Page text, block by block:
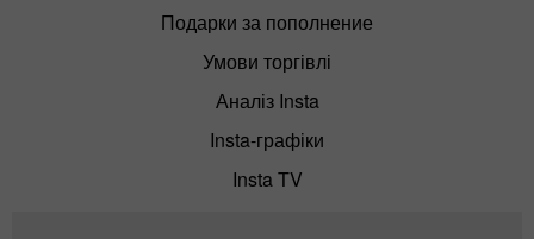
Подарки за пополнение
Умови торгівлі
Аналіз Insta
Insta-графіки
Insta TV